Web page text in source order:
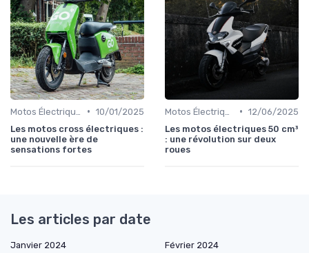
• 10/01/2025
Les motos cross électriques :
une nouvelle ère de
sensations fortes
• 12/06/2025
Les motos électriques 50 cm³
: une révolution sur deux
roues
Les articles par date
Janvier 2024
Février 2024